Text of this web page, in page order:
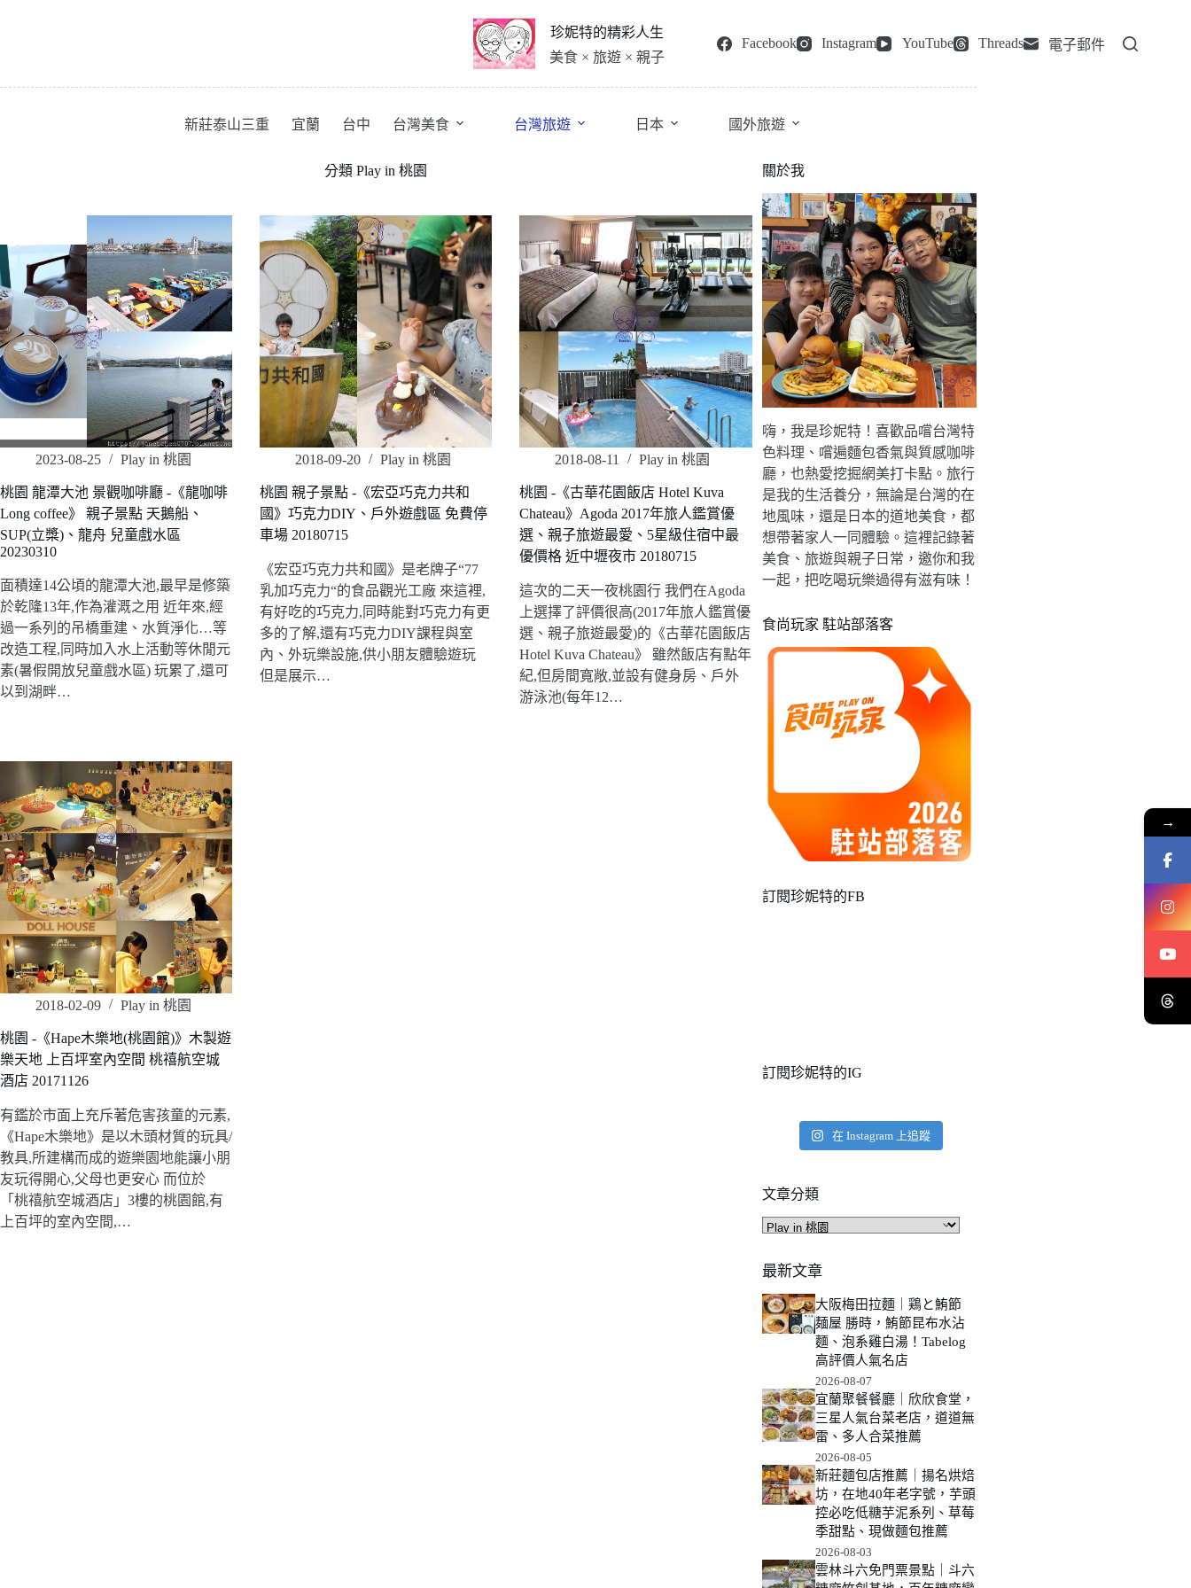
珍妮特的精彩人生
美食 × 旅遊 × 親子
Facebook Instagram YouTube Threads 電子郵件
新莊泰山三重 宜蘭 台中 台灣美食 台灣旅遊 日本 國外旅遊
分類 Play in 桃園
2023-08-25 Play in 桃園
桃園 龍潭大池 景觀咖啡廳 -《龍咖啡
Long coffee》 親子景點 天鵝船、
SUP(立槳)、龍舟 兒童戲水區
20230310
面積達14公頃的龍潭大池,最早是修築
於乾隆13年,作為灌溉之用 近年來,經
過一系列的吊橋重建、水質淨化…等
改造工程,同時加入水上活動等休閒元
素(暑假開放兒童戲水區) 玩累了,還可
以到湖畔…
2018-09-20 Play in 桃園
桃園 親子景點 -《宏亞巧克力共和
國》巧克力DIY、戶外遊戲區 免費停
車場 20180715
《宏亞巧克力共和國》是老牌子“77
乳加巧克力“的食品觀光工廠 來這裡,
有好吃的巧克力,同時能對巧克力有更
多的了解,還有巧克力DIY課程與室
內、外玩樂設施,供小朋友體驗遊玩
但是展示…
2018-08-11 Play in 桃園
桃園 -《古華花園飯店 Hotel Kuva
Chateau》Agoda 2017年旅人鑑賞優
選、親子旅遊最愛、5星級住宿中最
優價格 近中壢夜市 20180715
這次的二天一夜桃園行 我們在Agoda
上選擇了評價很高(2017年旅人鑑賞優
選、親子旅遊最愛)的《古華花園飯店
Hotel Kuva Chateau》 雖然飯店有點年
紀,但房間寬敞,並設有健身房、戶外
游泳池(每年12…
2018-02-09 Play in 桃園
桃園 -《Hape木樂地(桃園館)》木製遊
樂天地 上百坪室內空間 桃禧航空城
酒店 20171126
有鑑於市面上充斥著危害孩童的元素,
《Hape木樂地》是以木頭材質的玩具/
教具,所建構而成的遊樂園地能讓小朋
友玩得開心,父母也更安心 而位於
「桃禧航空城酒店」3樓的桃園館,有
上百坪的室內空間,…
關於我
嗨，我是珍妮特！喜歡品嚐台灣特
色料理、嚐遍麵包香氣與質感咖啡
廳，也熱愛挖掘網美打卡點。旅行
是我的生活養分，無論是台灣的在
地風味，還是日本的道地美食，都
想帶著家人一同體驗。這裡記錄著
美食、旅遊與親子日常，邀你和我
一起，把吃喝玩樂過得有滋有味！
食尚玩家 駐站部落客
訂閱珍妮特的FB
訂閱珍妮特的IG
在 Instagram 上追蹤
文章分類
文
分
類
最新文章
大阪梅田拉麵｜鶏と鮪節
麺屋 勝時，鮪節昆布水沾
麵、泡系雞白湯！Tabelog
高評價人氣名店
2026-08-07
宜蘭聚餐餐廳｜欣欣食堂，
三星人氣台菜老店，道道無
雷、多人合菜推薦
2026-08-05
新莊麵包店推薦｜揚名烘焙
坊，在地40年老字號，芋頭
控必吃低糖芋泥系列、草莓
季甜點、現做麵包推薦
2026-08-03
雲林斗六免門票景點｜斗六
→